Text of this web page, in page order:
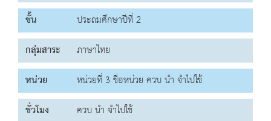
ชั้น
ประถมศึกษาปีที่ 2
กลุ่มสาระ
ภาษาไทย
หน่วย
หน่วยที่ 3 ชื่อหน่วย ควบ นำ จำไปใช้
ชั่วโมง
ควบ นำ จำไปใช้